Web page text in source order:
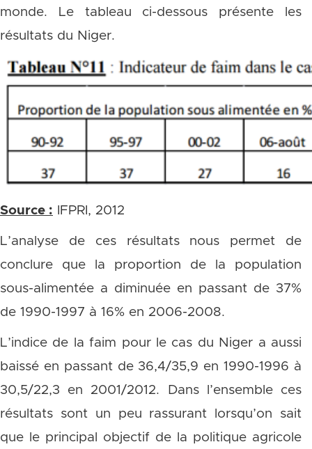
monde. Le tableau ci-dessous présente les
résultats du Niger.
Source : IFPRI, 2012
L’analyse de ces résultats nous permet de
conclure que la proportion de la population
sous-alimentée a diminuée en passant de 37%
de 1990-1997 à 16% en 2006-2008.
L’indice de la faim pour le cas du Niger a aussi
baissé en passant de 36,4/35,9 en 1990-1996 à
30,5/22,3 en 2001/2012. Dans l’ensemble ces
résultats sont un peu rassurant lorsqu’on sait
que le principal objectif de la politique agricole